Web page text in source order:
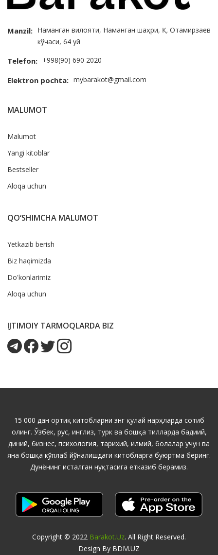
Manzil: Наманган вилояти, Наманган шаҳри, Қ. Отамирзаев
кўчаси, 64 уй
Telefon: +998(90) 690 2020
Elektron pochta: mybarakot@gmail.com
MALUMOT
Malumot
Yangi kitoblar
Bestseller
Aloqa uchun
QO‘SHIMCHA MALUMOT
Yetkazib berish
Biz haqimizda
Do'konlarimiz
Aloqa uchun
IJTIMOIY TARMOQLARDA BIZ
15 000 дан ортиқ китобларни энг қулай нарҳларда сотиб
олинг. Ўзбек, рус, инглиз, турк ва бошқа тилларда бадиий,
диний, бизнес, психология, тарихий, илмий, болалар учун ва
яна бошқа кўплаб йўналишдаги китобларга буюртма беринг.
Дунёнинг исталган нуқтасига етказиб берамиз.
Copyright © 2022 Barakot.uz. All Right Reserved.
Design By BDM.UZ